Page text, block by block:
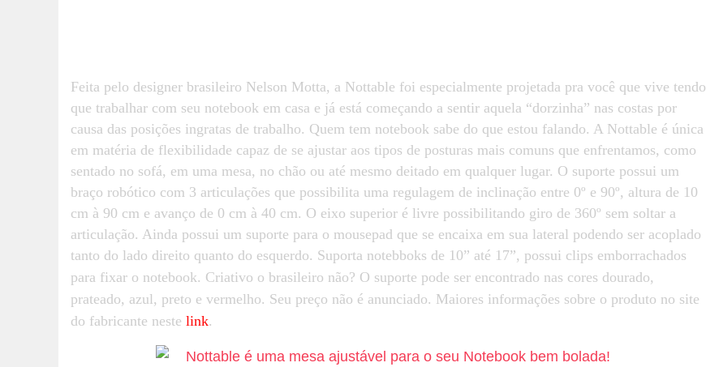
Feita pelo designer brasileiro Nelson Motta, a Nottable foi especialmente projetada pra você que vive tendo
que trabalhar com seu notebook em casa e já está começando a sentir aquela “dorzinha” nas costas por
causa das posições ingratas de trabalho. Quem tem notebook sabe do que estou falando. A Nottable é única
em matéria de flexibilidade capaz de se ajustar aos tipos de posturas mais comuns que enfrentamos, como
sentado no sofá, em uma mesa, no chão ou até mesmo deitado em qualquer lugar. O suporte possui um
braço robótico com 3 articulações que possibilita uma regulagem de inclinação entre 0º e 90º, altura de 10
cm à 90 cm e avanço de 0 cm à 40 cm. O eixo superior é livre possibilitando giro de 360º sem soltar a
articulação. Ainda possui um suporte para o mousepad que se encaixa em sua lateral podendo ser acoplado
tanto do lado direito quanto do esquerdo. Suporta notebboks de 10” até 17”, possui clips emborrachados
para fixar o notebook. Criativo o brasileiro não? O suporte pode ser encontrado nas cores dourado,
prateado, azul, preto e vermelho. Seu preço não é anunciado. Maiores informações sobre o produto no site
do fabricante neste link.